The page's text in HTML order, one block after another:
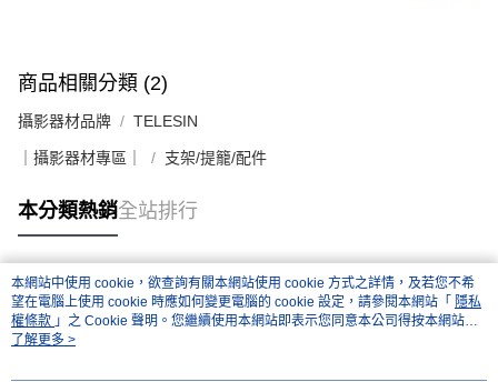
商品相關分類 (2)
攝影器材品牌 TELESIN
｜攝影器材專區｜ 支架/提籠/配件
本分類熱銷全站排行
熱門標籤
本網站中使用 cookie，欲查詢有關本網站使用 cookie 方式之詳情，及若您不希
望在電腦上使用 cookie 時應如何變更電腦的 cookie 設定，請參閱本網站「 隱私
權條款 」之 Cookie 聲明。您繼續使用本網站即表示您同意本公司得按本網站使
用條款之 Cookie 聲明使用 cookie。
了解更多 >